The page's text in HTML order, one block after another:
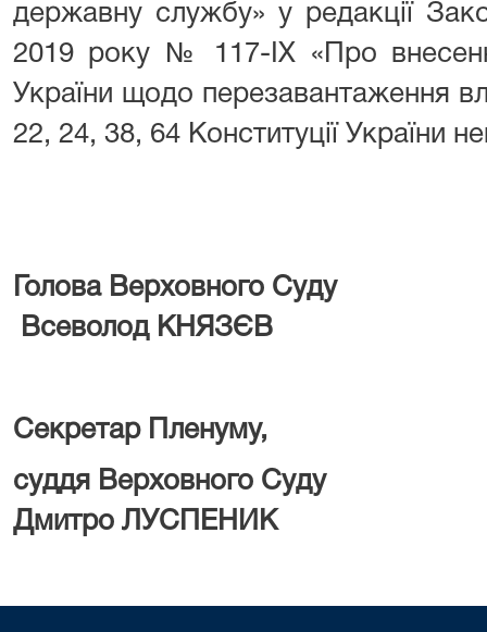
державну службу» у редакції
2019 року № 117-IX «Про
України щодо перезавантаження
22, 24, 38, 64 Конституції України
Голова
Всеволод КНЯЗЄВ
Секретар Пленуму,
суддя
Дмитро ЛУСПЕНИК